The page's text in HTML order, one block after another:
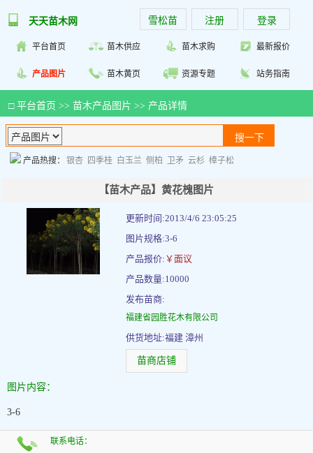
天天苗木网 雪松苗 注册 登录
平台首页 苗木供应 苗木求购 最新报价
产品图片 苗木黄页 资源专题 站务指南
□ 平台首页 >> 苗木产品图片 >> 产品详情
产品热搜： 银杏 四季桂 白玉兰 侧柏 卫矛 云杉 樟子松
【苗木产品】黄花槐图片
更新时间:2013/4/6 23:05:25
图片规格:3-6
产品报价: ￥面议
产品数量:10000
发布苗商:
福建省园胜花木有限公司
供货地址:福建 漳州
苗商店铺
图片内容：
3-6
联系电话：